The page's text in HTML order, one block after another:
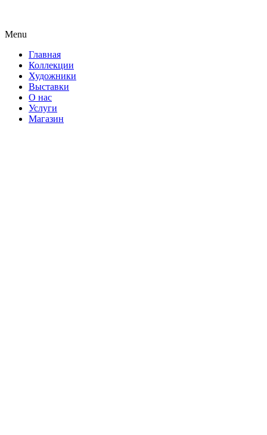
Menu
Главная
Коллекции
Художники
Выставки
О нас
Услуги
Магазин